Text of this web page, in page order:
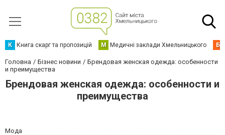
К Книга скарг та пропозицій М Медичні заклади Хмельницького Б
Головна Бізнес новини
Брендовая женская одежда: особенности
и преимущества
Брендовая женская одежда: особенности и
преимущества
Мода